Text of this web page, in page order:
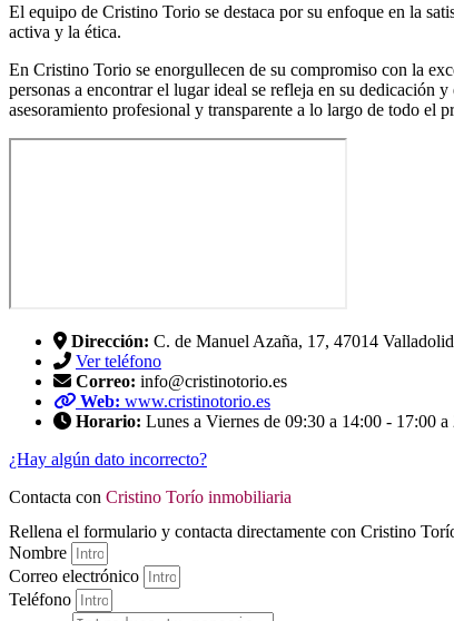
El equipo de Cristino Torio se destaca por su enfoque en la
activa y la ética.
En Cristino Torio se enorgullecen de su compromiso con la
personas a encontrar el lugar ideal se refleja en su dedicación
asesoramiento profesional y transparente a lo largo de todo el
Dirección: C. de Manuel Azaña, 17, 47014 Valladolid
Ver teléfono
Correo: info@cristinotorio.es
Web: www.cristinotorio.es
Horario: Lunes a Viernes de 09:30 a 14:00 - 17:00 a
¿Hay algún dato incorrecto?
Contacta con Cristino Torío inmobiliaria
Rellena el formulario y contacta directamente con Cristino
Nombre
Correo electrónico
Teléfono